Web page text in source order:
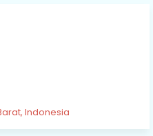
Indonesia